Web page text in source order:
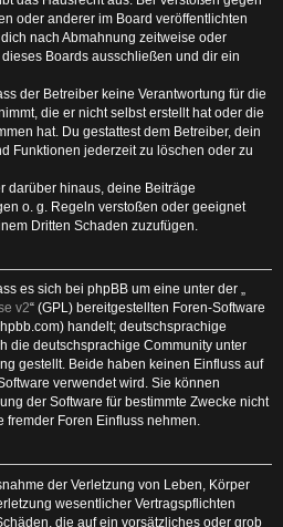
oder anderer im Board veröffentlichten
nach Abmahnung zeitweise oder
Boards ausschließen und dir ein
der Betreiber keine Verantwortung für die
die er nicht selbst erstellt hat oder die
hat. Du gestattest dem Betreiber, dein
Funktionen jederzeit zu löschen oder zu
darüber hinaus, deine Beiträge
o. g. Regeln verstoßen oder geeignet
Dritten Schaden zuzufügen.
es sich bei phpBB um eine unter der „
v2“ (GPL) bereitgestellten Foren-Software
handelt; deutschsprachige
die deutschsprachige Community unter
gestellt. Beide haben keinen Einfluss auf
verwendet wird. Sie können
der Software für bestimmte Zwecke nicht
fremder Foren Einfluss nehmen.
der Verletzung von Leben, Körper
wesentlicher Vertragspflichten
die auf ein vorsätzliches oder grob